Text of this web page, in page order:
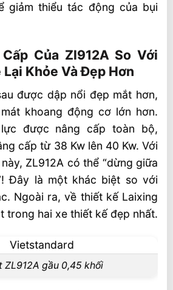
giảm thiểu tác động của bụi
Của Zl912A So Với
Lại Khỏe Và Đẹp Hơn
được dập nổi đẹp mắt hơn,
khoang động cơ lớn hơn.
được nâng cấp toàn bộ,
cấp từ 38 Kw lên 40 Kw. Với
ZL912A có thể “dừng giữa
Đây là một khác biệt so với
Ngoài ra, về thiết kế Laixing
trong hai xe thiết kế đẹp nhất.
ZL912A gầu 0,45 khối